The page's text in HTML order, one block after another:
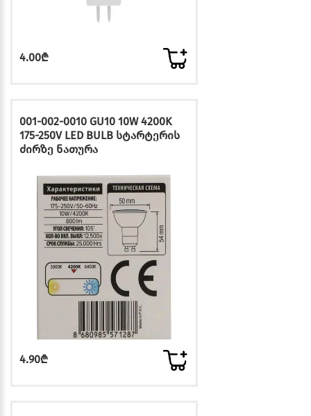
4.00₾
001-002-0010 GU10 10W 4200K
175-250V LED BULB სტარტერის
ძირზე ნათურა
4.90₾